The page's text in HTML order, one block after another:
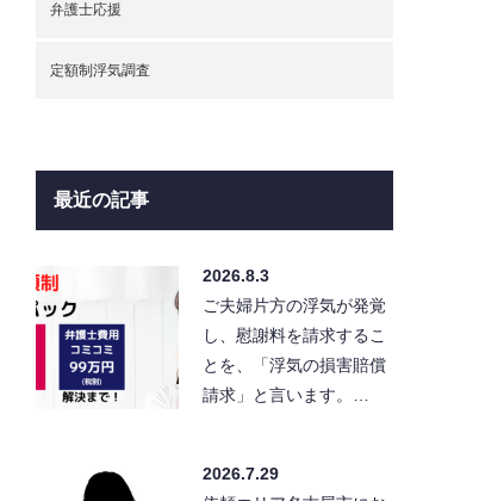
弁護士応援
定額制浮気調査
最近の記事
2026.8.3
ご夫婦片方の浮気が発覚
し、慰謝料を請求するこ
とを、「浮気の損害賠償
請求」と言います。…
2026.7.29